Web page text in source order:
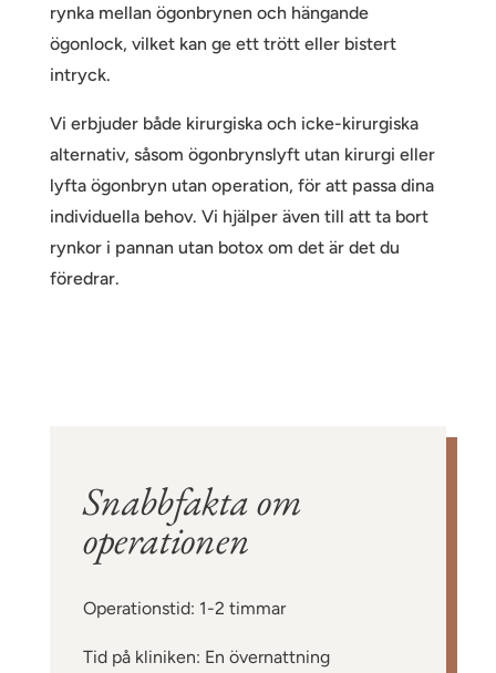
rynka mellan ögonbrynen och hängande
ögonlock, vilket kan ge ett trött eller bistert
intryck.
Vi erbjuder både kirurgiska och icke-kirurgiska
alternativ, såsom ögonbrynslyft utan kirurgi eller
lyfta ögonbryn utan operation, för att passa dina
individuella behov. Vi hjälper även till att ta bort
rynkor i pannan utan botox om det är det du
föredrar.
Snabbfakta om
operationen
Operationstid: 1-2 timmar
Tid på kliniken: En övernattning